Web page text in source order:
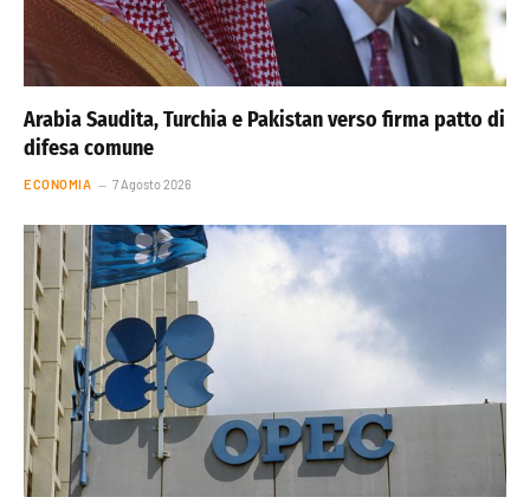
Arabia Saudita, Turchia e Pakistan verso firma patto di
difesa comune
ECONOMIA 7 Agosto 2026